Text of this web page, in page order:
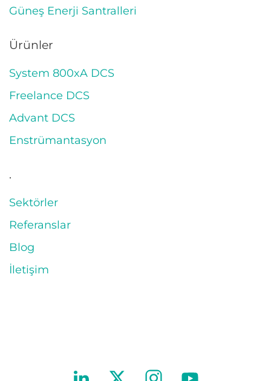
Güneş Enerji Santralleri
Ürünler
System 800xA DCS
Freelance DCS
Advant DCS
Enstrümantasyon
.
Sektörler
Referanslar
Blog
İletişim